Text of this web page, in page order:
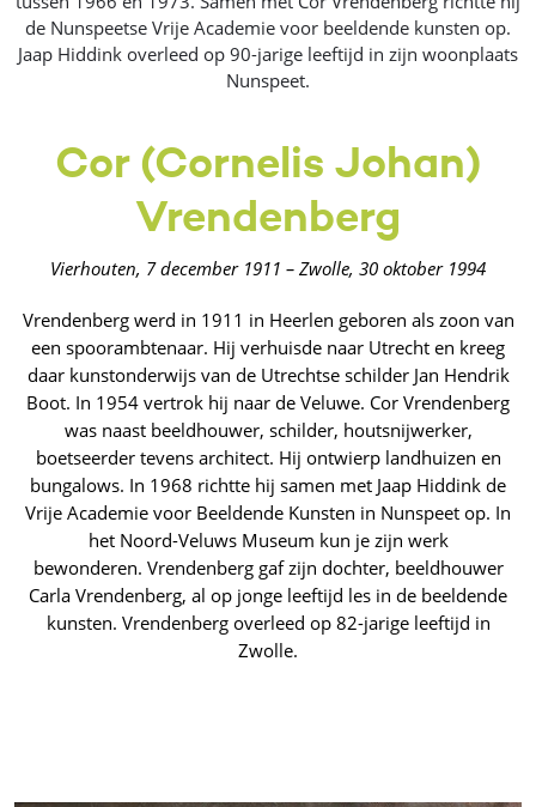
de Nunspeetse Vrije Academie voor beeldende kunsten op.
Jaap Hiddink overleed op 90-jarige leeftijd in zijn woonplaats
Nunspeet.
Cor (Cornelis Johan)
Vrendenberg
Vierhouten, 7 december 1911 – Zwolle, 30 oktober 1994
Vrendenberg werd in 1911 in Heerlen geboren als zoon van
een spoorambtenaar. Hij verhuisde naar Utrecht en kreeg
daar kunstonderwijs van de Utrechtse schilder Jan Hendrik
Boot. In 1954 vertrok hij naar de Veluwe. Cor Vrendenberg
was naast beeldhouwer, schilder, houtsnijwerker,
boetseerder tevens architect. Hij ontwierp landhuizen en
bungalows. In 1968 richtte hij samen met Jaap Hiddink de
Vrije Academie voor Beeldende Kunsten in Nunspeet op. In
het Noord-Veluws Museum kun je zijn werk
bewonderen. Vrendenberg gaf zijn dochter, beeldhouwer
Carla Vrendenberg, al op jonge leeftijd les in de beeldende
kunsten. Vrendenberg overleed op 82-jarige leeftijd in
Zwolle.